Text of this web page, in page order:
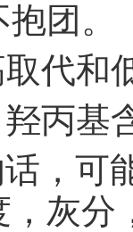
团。
代和
丙基
，可
灰分